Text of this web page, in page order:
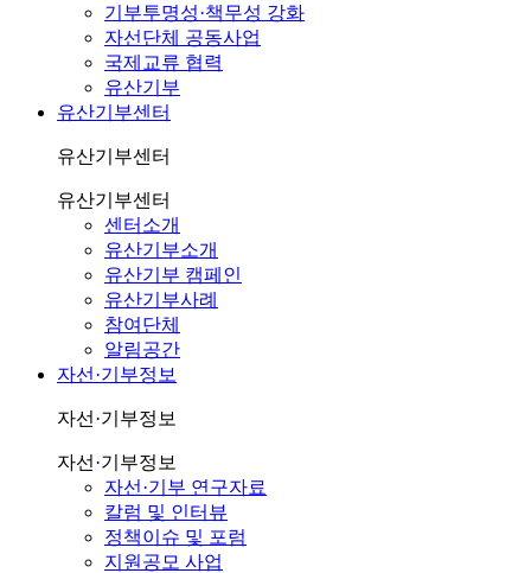
기부투명성·책무성 강화
자선단체 공동사업
국제교류 협력
유산기부
유산기부센터
유산기부센터
유산기부센터
센터소개
유산기부소개
유산기부 캠페인
유산기부사례
참여단체
알림공간
자선·기부정보
자선·기부정보
자선·기부정보
자선·기부 연구자료
칼럼 및 인터뷰
정책이슈 및 포럼
지원공모 사업